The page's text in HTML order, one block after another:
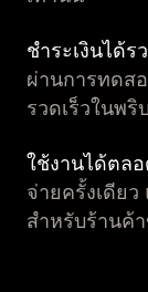
ชำระเงินได้ร
ผ่านการทดส
รวดเร็วในพริ
ใช้งานได้ตล
จ่ายครั้งเดีย
สำหรับร้านค้